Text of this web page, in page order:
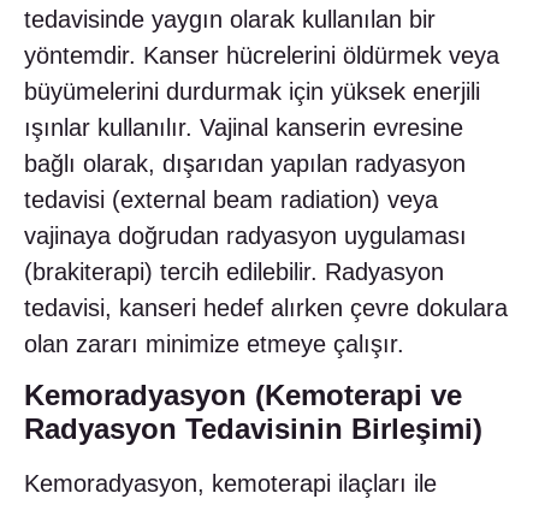
tedavisinde yaygın olarak kullanılan bir
yöntemdir. Kanser hücrelerini öldürmek veya
büyümelerini durdurmak için yüksek enerjili
ışınlar kullanılır. Vajinal kanserin evresine
bağlı olarak, dışarıdan yapılan radyasyon
tedavisi (external beam radiation) veya
vajinaya doğrudan radyasyon uygulaması
(brakiterapi) tercih edilebilir. Radyasyon
tedavisi, kanseri hedef alırken çevre dokulara
olan zararı minimize etmeye çalışır.
Kemoradyasyon (Kemoterapi ve
Radyasyon Tedavisinin Birleşimi)
Kemoradyasyon, kemoterapi ilaçları ile